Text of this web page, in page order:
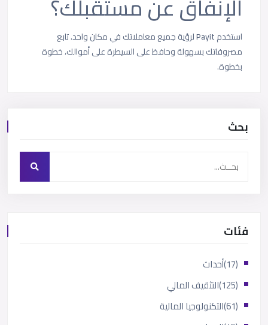
الإنفاق عن مستقبلك؟
استخدمPayitلرؤية جميع معاملاتك في مكان واحد. تابع
مصروفاتك بسهولة وحافظ على السيطرة على أموالك، خطوة
بخطوة.
بحث
فئات
أحداث
(17)
التثقيف المالي
(125)
التكنولوجيا المالية
(61)